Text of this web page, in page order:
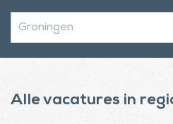
Alle vacatures in